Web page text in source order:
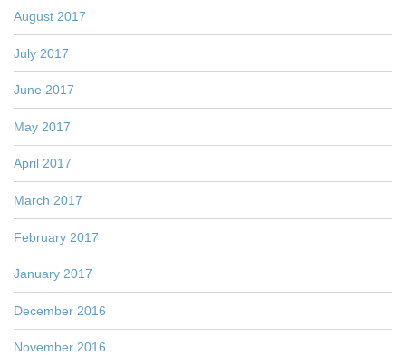
August 2017
July 2017
June 2017
May 2017
April 2017
March 2017
February 2017
January 2017
December 2016
November 2016